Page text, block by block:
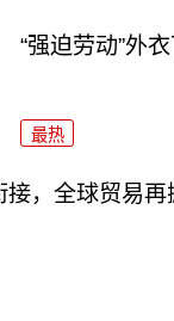
“强迫劳动”外
最热
接，全球贸易再